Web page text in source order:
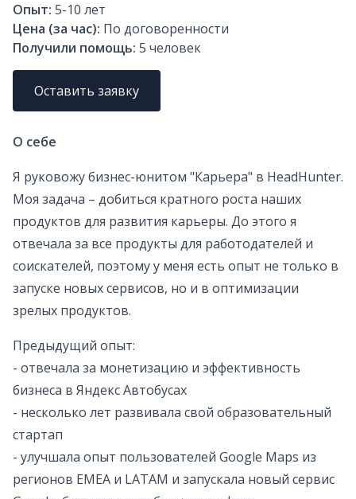
Опыт: 5-10 лет
Цена (за час): По договоренности
Получили помощь: 5 человек
Оставить заявку
О себе
Я руковожу бизнес-юнитом "Карьера" в HeadHunter.
Моя задача – добиться кратного роста наших
продуктов для развития карьеры. До этого я
отвечала за все продукты для работодателей и
соискателей, поэтому у меня есть опыт не только в
запуске новых сервисов, но и в оптимизации
зрелых продуктов.
Предыдущий опыт:
- отвечала за монетизацию и эффективность
бизнеса в Яндекс Автобусах
- несколько лет развивала свой образовательный
стартап
- улучшала опыт пользователей Google Maps из
регионов EMEA и LATAM и запускала новый сервис